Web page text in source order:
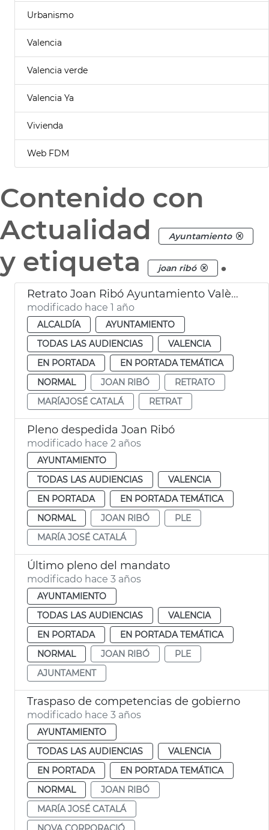
Urbanismo
Valencia
Valencia verde
Valencia Ya
Vivienda
Web FDM
Contenido con
Actualidad
Ayuntamiento
y etiqueta joan ribó .
Retrato Joan Ribó Ayuntamiento València
modificado hace 1 año
ALCALDÍA
AYUNTAMIENTO
TODAS LAS AUDIENCIAS
VALENCIA
EN PORTADA
EN PORTADA TEMÁTICA
NORMAL
JOAN RIBÓ
RETRATO
MARÍAJOSÉ CATALÁ
RETRAT
Pleno despedida Joan Ribó
modificado hace 2 años
AYUNTAMIENTO
TODAS LAS AUDIENCIAS
VALENCIA
EN PORTADA
EN PORTADA TEMÁTICA
NORMAL
JOAN RIBÓ
PLE
MARÍA JOSÉ CATALÁ
Último pleno del mandato
modificado hace 3 años
AYUNTAMIENTO
TODAS LAS AUDIENCIAS
VALENCIA
EN PORTADA
EN PORTADA TEMÁTICA
NORMAL
JOAN RIBÓ
PLE
AJUNTAMENT
Traspaso de competencias de gobierno
modificado hace 3 años
AYUNTAMIENTO
TODAS LAS AUDIENCIAS
VALENCIA
EN PORTADA
EN PORTADA TEMÁTICA
NORMAL
JOAN RIBÓ
MARÍA JOSÉ CATALÁ